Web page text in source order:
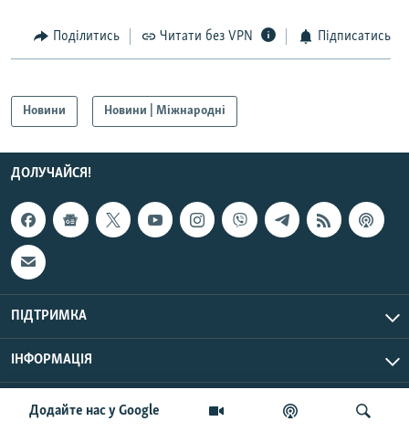
Усі сайти RFE/RL
Додайте нас у Google
Поділитись Читати без VPN Підписатись
Новини Новини | Міжнародні
ДОЛУЧАЙСЯ!
ПІДТРИМКА
ІНФОРМАЦІЯ
© Радіо Свобода, 2026 | Усі права застережено.
UTC+3